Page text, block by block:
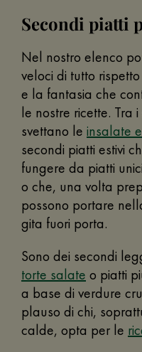
Secondi piatti
Nel nostro elenco
veloci di tutto
e la fantasia che
le nostre ricette. Tra i
svettano le insalate
secondi piatti estivi
fungere da piatti
o che, una volta
possono portare
gita fuori porta.
Sono dei secondi
torte salate o piatti
a base di verdure
plauso di chi,
calde, opta per le